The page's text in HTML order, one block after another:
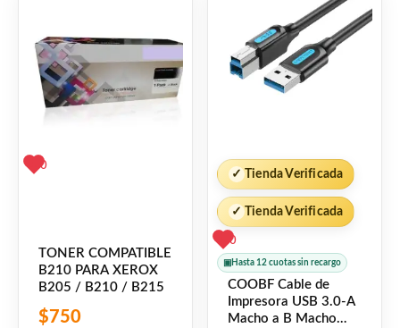
0
TONER COMPATIBLE
B210 PARA XEROX
B205 / B210 / B215
$750
✓ Tienda Verificada
✓ Tienda Verificada
0
▣ Hasta 12 cuotas sin recargo
COOBF Cable de
Impresora USB 3.0-A
Macho a B Macho